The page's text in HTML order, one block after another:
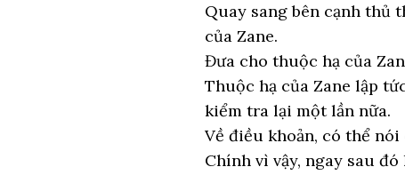
Quay sang bên cạnh thủ
của Zane.
Đưa cho thuộc hạ của
Thuộc hạ của Zane lập
kiểm tra lại một lần nữa.
Về điều khoản, có thể nói
Chính vì vậy, ngay sau